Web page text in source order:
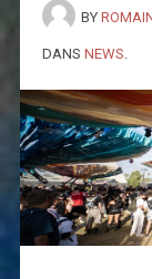
BY
DANS NEWS